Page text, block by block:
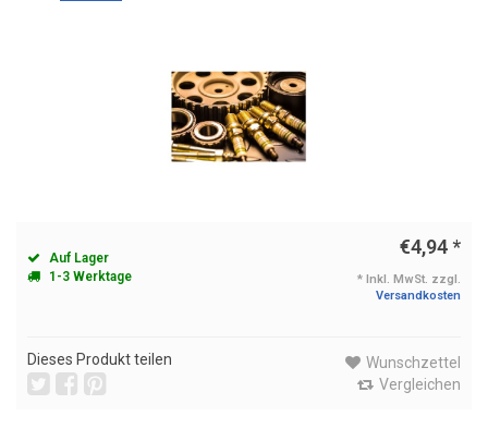
Auf Lager
1-3 Werktage
€4,94*
* Inkl. MwSt. zzgl.
Versandkosten
Dieses Produkt teilen
Wunschzettel
Vergleichen